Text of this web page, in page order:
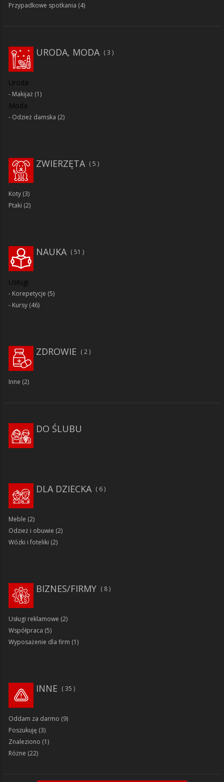
Przypadkowe spotkania (4)
URODA, MODA 3
Uroda
Makijaż (1)
Moda
Odzież damska (2)
ZWIERZĘTA 5
Koty (3)
Ptaki (2)
51
NAUKA
Usługi
Korepetycje (5)
Kursy (46)
ZDROWIE 2
Inne (2)
DO ŚLUBU
6
DLA DZIECKA
Meble (2)
Odzież i obuwie (2)
Wózki i foteliki (2)
8
BIZNES/FIRMY
Usługi reklamowe (2)
Współpraca (5)
Wyposażenie dla firm (1)
35
INNE
Oddam za darmo (9)
Poszukuję (3)
Znaleziono (1)
Różne (22)